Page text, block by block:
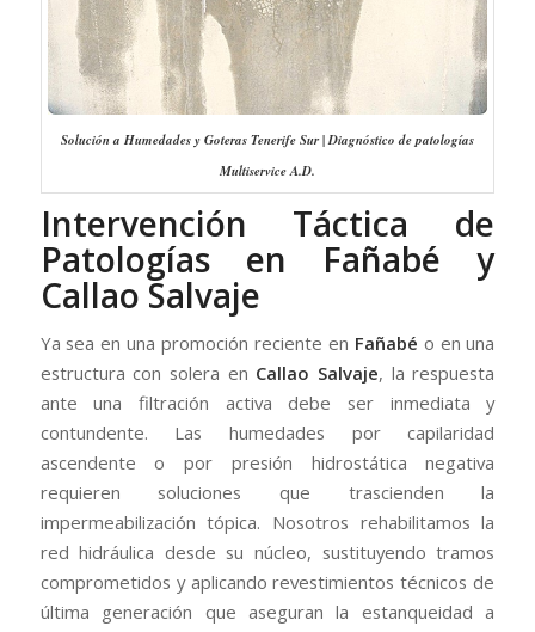
Solución a Humedades y Goteras Tenerife Sur | Diagnóstico de patologías
Multiservice A.D.
Intervención Táctica de
Patologías en Fañabé y
Callao Salvaje
Ya sea en una promoción reciente en Fañabé o en una
estructura con solera en Callao Salvaje, la respuesta
ante una filtración activa debe ser inmediata y
contundente. Las humedades por capilaridad
ascendente o por presión hidrostática negativa
requieren soluciones que trascienden la
impermeabilización tópica. Nosotros rehabilitamos la
red hidráulica desde su núcleo, sustituyendo tramos
comprometidos y aplicando revestimientos técnicos de
última generación que aseguran la estanqueidad a